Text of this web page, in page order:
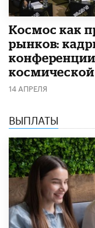
Космос как
рынков:
14 АПРЕЛЯ
ВЫПЛАТЫ